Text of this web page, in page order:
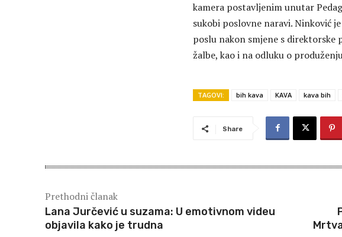
kamera postavljenim unutar
sukobi poslovne naravi. Ninković
poslu nakon smjene s direktorske
žalbe, kao i na odluku o
TAGOVI: bih kava KAVA kava bih
Share
Prethodni članak
Lana Jurčević u suzama: U emotivnom videu
objavila kako je trudna